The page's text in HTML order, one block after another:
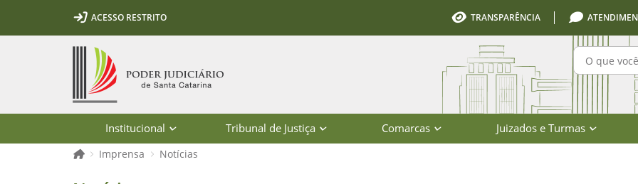
Ir para o conteúdo
Ir para a ferramenta de acessibilidade - Rybená
Ir para o menu principal
Ir para a pesquisa
Ir para o rodapé
Ir para a página inicialACESSO RESTRITO TRANSPARÊNCIA
Institucional Tribunal de Justiça Comarcas Juizados e Turmas
Página inicial
Imprensa Notícias